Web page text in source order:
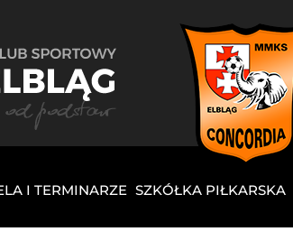
I TERMINARZE SZKÓŁKA PIŁKARSKA